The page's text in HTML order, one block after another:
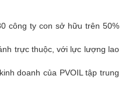
công ty con sở hữu trên 50%
trực thuộc, với lực lượng lao
doanh của PVOIL tập trung